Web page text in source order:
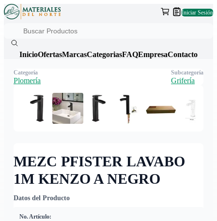
Iniciar Sesión
InicioOfertasMarcasCategoriasFAQEmpresaContacto
MEZC PFISTER LAVABO
1M KENZO A NEGRO
Datos del Producto
No. Artículo:
Categoría
Plomería
Subcategoría
Grifería